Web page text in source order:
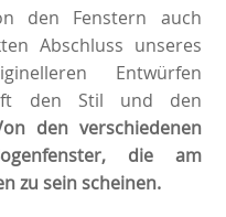
den Fenstern auch
Abschluss unseres
Entwürfen
den Stil und den
den verschiedenen
die am
zu sein scheinen.